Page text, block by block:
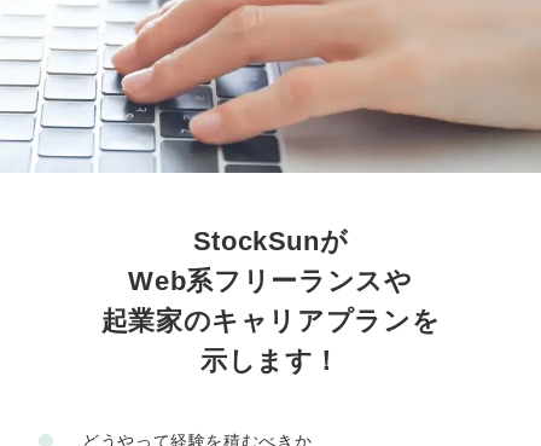
営業改善特化の動画制作『動画でカリトルく
ん』
定額LINE運用代行『LINEマキトルくん』
定額制LP制作・改善『最強LP』
採用YouTubeチャンネル構築『トリトル』
エンジニア
広告運用
YouTubeディレクター
会社概要・役員紹介
ミッション・ビジョン・バリュー
認定パートナー
StockSunが
Web系フリーランスや
起業家のキャリアプランを
示します！
どうやって経験を積むべきか